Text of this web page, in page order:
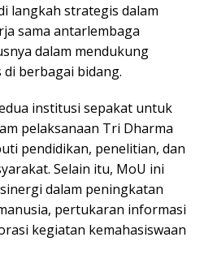
langkah strategis dalam
sama antarlembaga
dalam mendukung
berbagai bidang.
institusi sepakat untuk
pelaksanaan Tri Dharma
pendidikan, penelitian, dan
Selain itu, MoU ini
dalam peningkatan
pertukaran informasi
kegiatan kemahasiswaan